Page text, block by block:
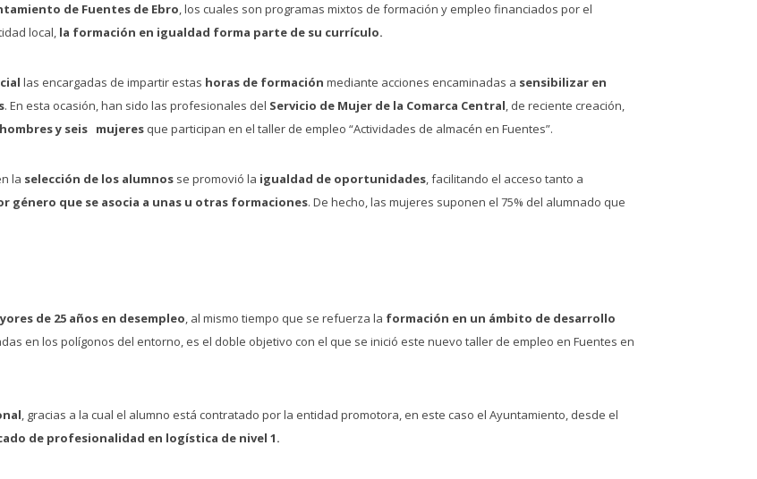
de Fuentes de Ebro, los cuales son programas mixtos de formación y empleo financiados por el
local, la formación en igualdad forma parte de su currículo.
las encargadas de impartir estas horas de formación mediante acciones encaminadas a sensibilizar en
. En esta ocasión, han sido las profesionales del Servicio de Mujer de la Comarca Central, de reciente creación,
y seis mujeres que participan en el taller de empleo “Actividades de almacén en Fuentes”.
la selección de los alumnos se promovió la igualdad de oportunidades, facilitando el acceso tanto a
género que se asocia a unas u otras formaciones. De hecho, las mujeres suponen el 75% del alumnado que
de 25 años en desempleo, al mismo tiempo que se refuerza la formación en un ámbito de desarrollo
en los polígonos del entorno, es el doble objetivo con el que se inició este nuevo taller de empleo en Fuentes en
, gracias a la cual el alumno está contratado por la entidad promotora, en este caso el Ayuntamiento, desde el
de profesionalidad en logística de nivel 1.